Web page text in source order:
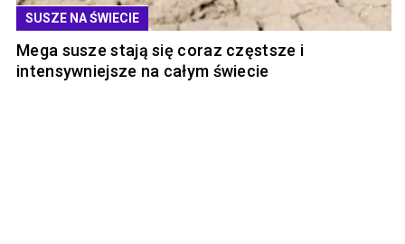
SUSZE NA ŚWIECIE
Mega susze stają się coraz częstsze i
intensywniejsze na całym świecie